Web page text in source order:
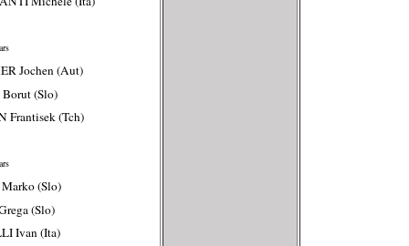
Jochen (Aut)
(Slo)
Frantisek (Tch)
(Slo)
(Slo)
Ivan (Ita)